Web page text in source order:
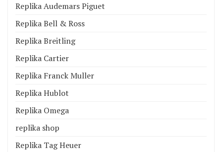
Replika Audemars Piguet
Replika Bell & Ross
Replika Breitling
Replika Cartier
Replika Franck Muller
Replika Hublot
Replika Omega
replika shop
Replika Tag Heuer